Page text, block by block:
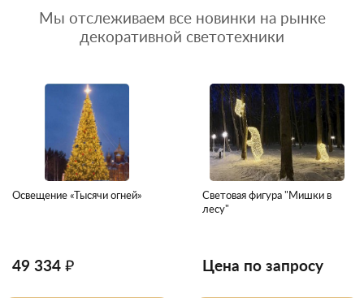
Мы отслеживаем все новинки на рынке
декоративной светотехники
Освещение «Тысячи огней»
49 334 ₽
Световая фигура "Мишки в
лесу"
Цена по запросу